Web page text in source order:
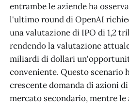
entrambe le aziende ha
l'ultimo round di OpenAI
una valutazione di IPO di 1,2
rendendo la valutazione
miliardi di dollari
conveniente. Questo scenario
crescente domanda di azioni
mercato secondario, mentre le